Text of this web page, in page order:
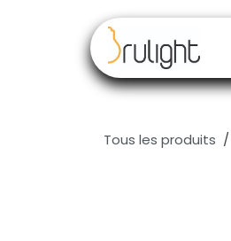
Tous les produits